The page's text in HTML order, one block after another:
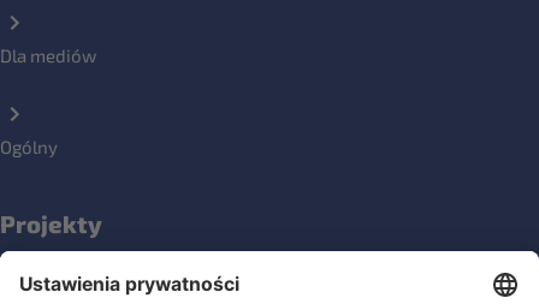
Dla mediów
Ogólny
Projekty